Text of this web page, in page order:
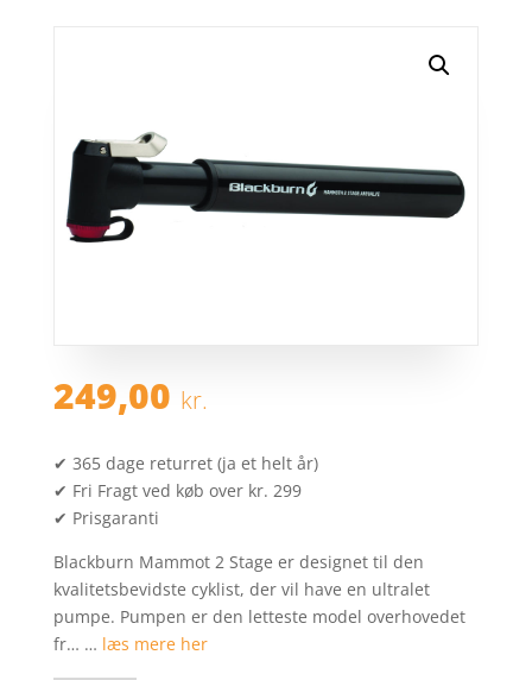
249,00 kr.
✔ 365 dage returret (ja et helt år)
✔ Fri Fragt ved køb over kr. 299
✔ Prisgaranti
Blackburn Mammot 2 Stage er designet til den
kvalitetsbevidste cyklist, der vil have en ultralet
pumpe. Pumpen er den letteste model overhovedet
fr… … læs mere her